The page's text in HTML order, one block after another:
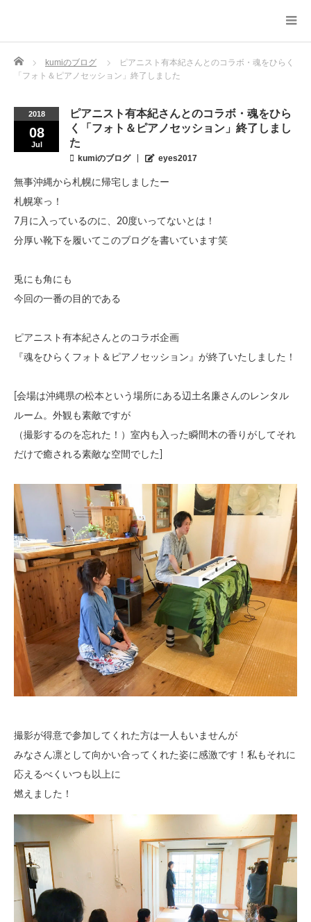
Home kumiのブログ
ピアニスト有本紀さんとのコラボ・魂をひらく
「フォト＆ピアノセッション」終了しました
2018
08
Jul
ピアニスト有本紀さんとのコラボ・魂をひら
く「フォト＆ピアノセッション」終了しまし
た
kumiのブログ eyes2017
無事沖縄から札幌に帰宅しましたー
札幌寒っ！
7月に入っているのに、20度いってないとは！
分厚い靴下を履いてこのブログを書いています笑
兎にも角にも
今回の一番の目的である
ピアニスト有本紀さんとのコラボ企画
『魂をひらくフォト＆ピアノセッション』が終了いたしました！
[会場は沖縄県の松本という場所にある辺土名廉さんのレンタル
ルーム。外観も素敵ですが
（撮影するのを忘れた！）室内も入った瞬間木の香りがしてそれ
だけで癒される素敵な空間でした
撮影が得意で参加してくれた方は一人もいませんが
みなさん凛として向かい合ってくれた姿に感激です！私もそれに
応えるべくいつも以上に
燃えました！